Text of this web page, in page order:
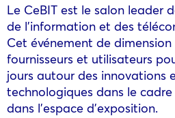
Le CeBIT est le salon leader
de l’information et des
Cet événement de
fournisseurs et utilisateurs
jours autour des innovations
technologiques dans le
dans l’espace d’exposition.